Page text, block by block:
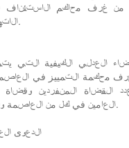
غرف محاكم الاستئناف
الاتهامية في كل محافظة.
العدلي الكيفية التي
غرف محكمة التمييز في
القضاة المنفردين وقضاة
العامين في كل من العاصمة والمحافظات والأقضية.
الدعوى